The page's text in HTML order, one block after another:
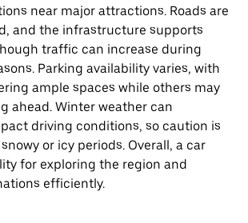
near major attractions. Roads are
and the infrastructure supports
traffic can increase during
Parking availability varies, with
ample spaces while others may
ahead. Winter weather can
driving conditions, so caution is
or icy periods. Overall, a car
for exploring the region and
efficiently.